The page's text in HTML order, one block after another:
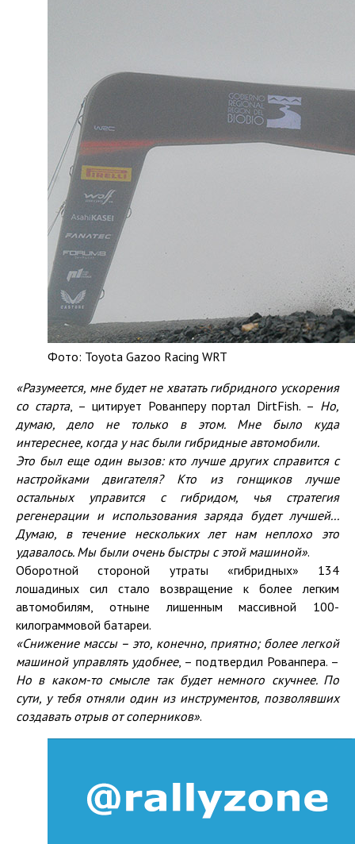
Фото: Toyota Gazoo Racing WRT
«Разумеется, мне будет не хватать гибридного ускорения
со старта, – цитирует Рованперу портал DirtFish. – Но,
думаю, дело не только в этом. Мне было куда
интереснее, когда у нас были гибридные автомобили.
Это был еще один вызов: кто лучше других справится с
настройками двигателя? Кто из гонщиков лучше
остальных
управится с гибридом, чья стратегия
регенерации и использования заряда будет лучшей...
Думаю, в течение нескольких лет нам неплохо это
удавалось. Мы были очень быстры с этой машиной».
Оборотной стороной утраты «гибридных» 134
лошадиных сил стало возвращение к более легким
автомобилям, отныне лишенным массивной 100-
килограммовой батареи.
«Снижение массы – это, конечно, приятно; более легкой
машиной управлятьудобнее, – подтвердил Рованпера. –
Но в каком-то смысле так будет немного скучнее. По
сути, у тебя отняли один из инструментов, позволявших
создавать отрыв от соперников».